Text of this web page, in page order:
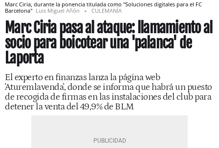
Marc Ciria, durante la ponencia titulada como "Soluciones digitales para el FC
Barcelona" Luis Miguel Añón CULEMANÍA
Marc Ciria pasa al ataque: llamamiento al
socio para boicotear una 'palanca' de
Laporta
El experto en finanzas lanza la página web
'Aturemlavenda', donde se informa que habrá un puesto
de recogida de firmas en las instalaciones del club para
detener la venta del 49,9% de BLM